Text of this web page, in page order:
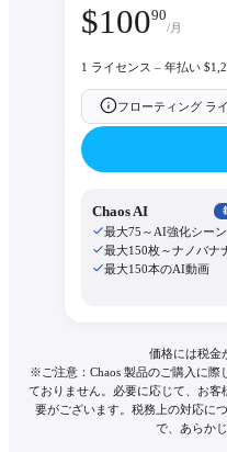
$10090
/月
1 ライセンス – 年払い
フローティング ラ
Chaos AI
最大75～AI強化シーン
最大150枚～ナノバナ
最大150本のAI動画
価格には税金
※ご注意：Chaos 製品のご購入に際
ておりません。必要に応じて、お
要がございます。税務上の対応に
で、あらか